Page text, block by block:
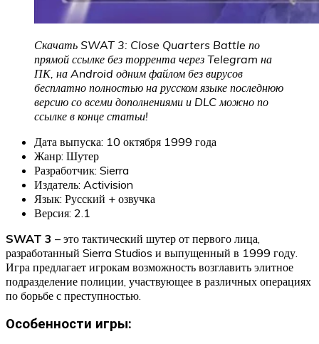
Скачать SWAT 3: Close Quarters Battle по
прямой ссылке без торрента через Telegram на
ПК, на Android одним файлом без вирусов
бесплатно полностью на русском языке последнюю
версию со всеми дополнениями и DLC можно по
ссылке в конце статьи!
Дата выпуска: 10 октября 1999 года
Жанр: Шутер
Разработчик: Sierra
Издатель: Activision
Язык: Русский + озвучка
Версия: 2.1
SWAT 3 – это тактический шутер от первого лица,
разработанный Sierra Studios и выпущенный в 1999 году.
Игра предлагает игрокам возможность возглавить элитное
подразделение полиции, участвующее в различных операциях
по борьбе с преступностью.
Особенности игры: